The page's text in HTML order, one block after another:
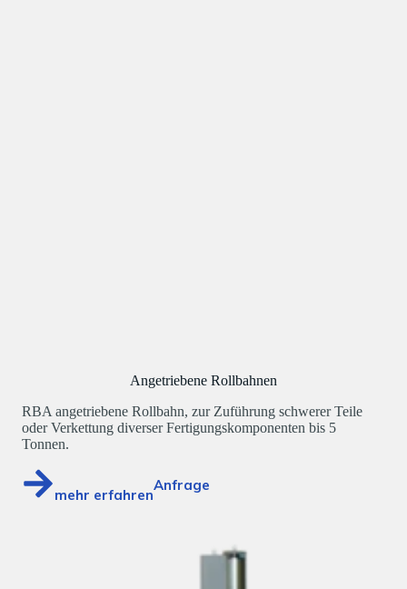
Angetriebene Rollbahnen
RBA angetriebene Rollbahn, zur Zuführung schwerer Teile
oder Verkettung diverser Fertigungskomponenten bis 5
Tonnen.
mehr erfahren
Anfrage